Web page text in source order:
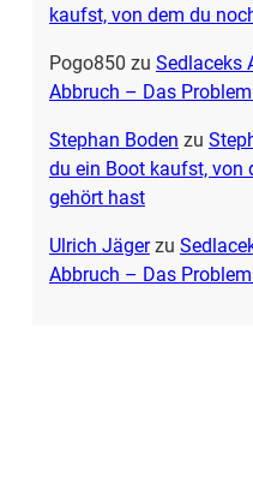
kaufst, von dem du
Pogo850 zu Sedlaceks
Abbruch – Das
Stephan Boden zu
du ein Boot kaufst, von
gehört hast
Ulrich Jägerzu
Abbruch – Das